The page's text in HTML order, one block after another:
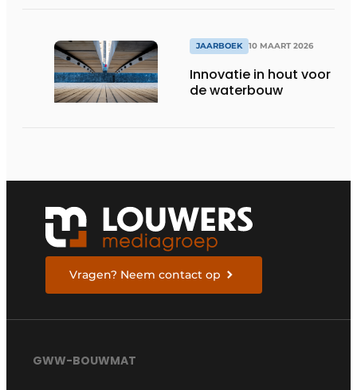
JAARBOEK 10 MAART 2026
Innovatie in hout voor
de waterbouw
Vragen? Neem contact op
GWW-BOUWMAT